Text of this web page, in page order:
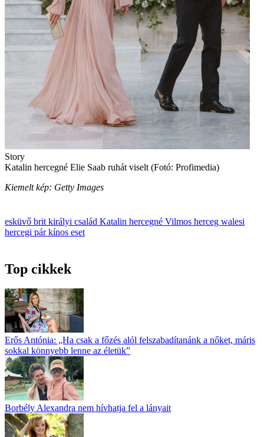
Story
Katalin hercegné Elie Saab ruhát viselt (Fotó: Profimedia)
Kiemelt kép: Getty Images
esküvő brit királyi család Katalin hercegné Vilmos herceg walesi
hercegi párkínos eset
Top cikkek
Erős Antónia: „Ha csak a főzés alól fel­szabadítanánk a nőket, máris
sokkal könnyebb lenne az életük”
Borbély Alexandra nem hívhatja fel a lányait